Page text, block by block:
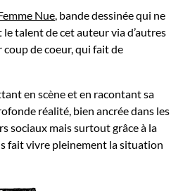
Nue, bande dessinée qui ne
talent de cet auteur via d’autres
de coeur, qui fait de
en scène et en racontant sa
réalité, bien ancrée dans les
sociaux mais surtout grâce à la
fait vivre pleinement la situation